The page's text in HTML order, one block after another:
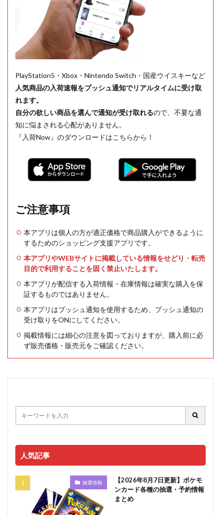
PlayStation5・Xbox・Nintendo Switch・国産ウイスキーなど
人気商品の入荷速報をプッシュ通知でリアルタイムに受け取
れます。
自分の欲しい商品を選んで通知が受け取れるので、不要な通
知に悩まされる心配がありません。
『入荷Now』のダウンロードはこちらから！
ご注意事項
本アプリは個人の方が適正価格で商品購入ができるように
するためのショッピング支援アプリです。
本アプリやWEBサイトに掲載している情報をせどり・転売
目的で利用することを固く禁止いたします。
本アプリが配信する入荷情報・在庫情報は確実な購入を保
証するものではありません。
本アプリはプッシュ通知を使用するため、プッシュ通知の
受け取りをONにしてください。
掲載情報には細心の注意を図っておりますが、購入前に必
ず販売価格・販売元をご確認ください。
人気記事
抽選情報
【2026年8月7日更新】ポケモ
ンカード各種の抽選・予約情報
まとめ